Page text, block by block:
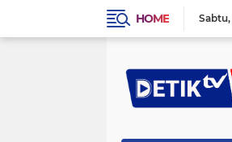
HOME Sabtu